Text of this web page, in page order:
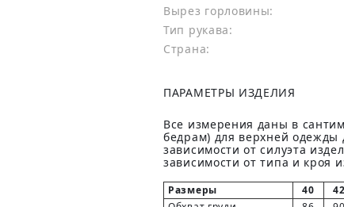
Вырез горловины:
Тип рукава:
Страна:
ПАРАМЕТРЫ ИЗДЕЛИЯ
Все измерения даны в
бедрам) для верхней
зависимости от силуэта
зависимости от типа и кроя
Размеры 40 42